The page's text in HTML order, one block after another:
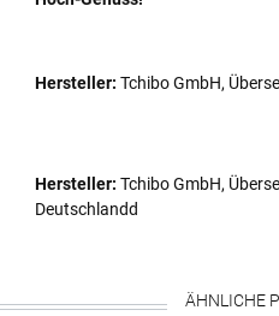
Hersteller: Tchibo GmbH,
Hersteller: Tchibo GmbH,
Deutschlandd
ÄHNLICHE